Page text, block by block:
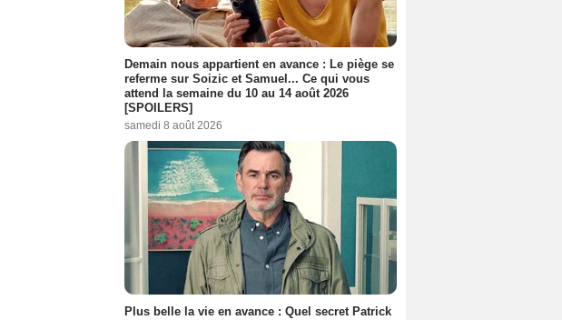
Demain nous appartient en avance : Le piège se
referme sur Soizic et Samuel... Ce qui vous
attend la semaine du 10 au 14 août 2026
[SPOILERS]
samedi 8 août 2026
Plus belle la vie en avance : Quel secret Patrick